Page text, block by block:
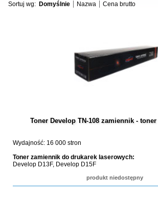
Sortuj wg: Domyślnie Nazwa Cena brutto
Toner Develop TN-108 zamiennik -
Wydajność: 16 000 stron
Toner zamiennik do drukarek laserowych:
Develop D13F, Develop D15F
produkt niedostępny